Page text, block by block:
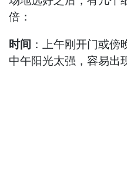
倍：
时间 ：上午刚开门或傍
中午阳光太强，容易出